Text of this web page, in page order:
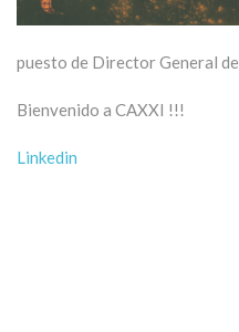
puesto de Director General de
Bienvenido a CAXXI !!!
Linkedin